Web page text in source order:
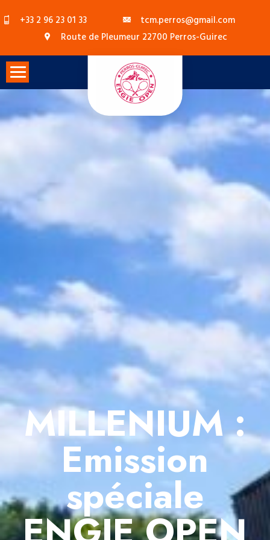
to
+33 2 96 23 01 33
tcm.perros@gmail.com
Route de Pleumeur 22700 Perros-Guirec
MILLENIUM :
Emission
spéciale